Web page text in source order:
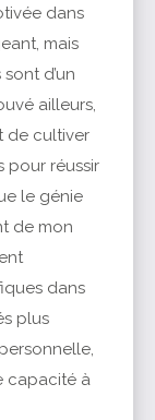
dans
mais
d’un
ailleurs,
de cultiver
pour réussir
le génie
de mon
dans
plus
capacité à